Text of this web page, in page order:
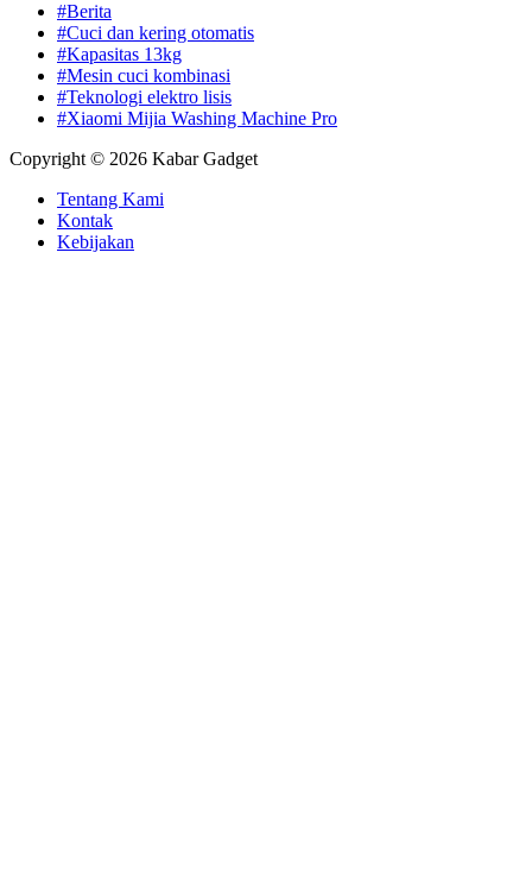
#Berita
#Cuci dan kering otomatis
#Kapasitas 13kg
#Mesin cuci kombinasi
#Teknologi elektro lisis
#Xiaomi Mijia Washing Machine Pro
Copyright © 2026 Kabar Gadget
Tentang Kami
Kontak
Kebijakan